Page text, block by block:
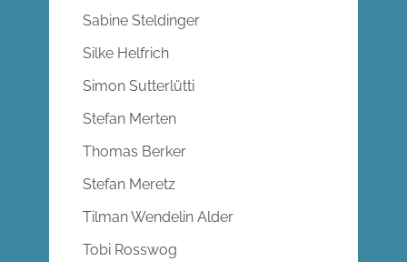
Sabine Steldinger
Silke Helfrich
Simon Sutterlütti
Stefan Merten
Thomas Berker
Stefan Meretz
Tilman Wendelin Alder
Tobi Rosswog